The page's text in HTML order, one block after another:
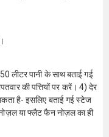
लीटर पानी के साथ बताई गई
की पत्तियों पर करें। 4) देर
है- इसलिए बताई गई स्टेज
या फ्लैट फैन नोज़ल का ही